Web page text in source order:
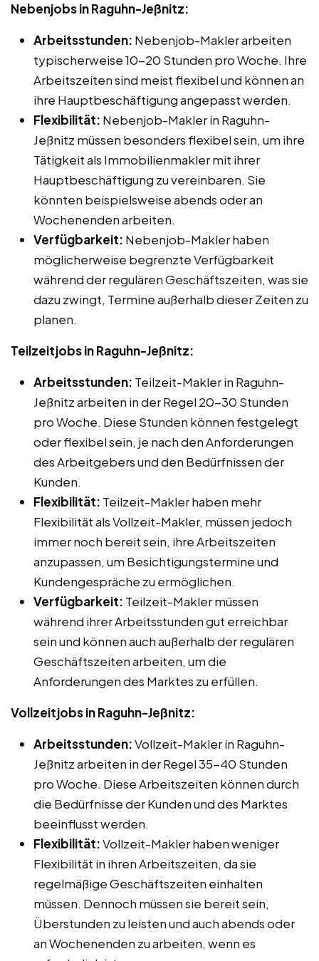
Nebenjobs in Raguhn-Jeßnitz:
Arbeitsstunden: Nebenjob-Makler arbeiten
typischerweise 10-20 Stunden pro Woche. Ihre
Arbeitszeiten sind meist flexibel und können an
ihre Hauptbeschäftigung angepasst werden.
Flexibilität: Nebenjob-Makler in Raguhn-
Jeßnitz müssen besonders flexibel sein, um ihre
Tätigkeit als Immobilienmakler mit ihrer
Hauptbeschäftigung zu vereinbaren. Sie
könnten beispielsweise abends oder an
Wochenenden arbeiten.
Verfügbarkeit: Nebenjob-Makler haben
möglicherweise begrenzte Verfügbarkeit
während der regulären Geschäftszeiten, was sie
dazu zwingt, Termine außerhalb dieser Zeiten zu
planen.
Teilzeitjobs in Raguhn-Jeßnitz:
Arbeitsstunden: Teilzeit-Makler in Raguhn-
Jeßnitz arbeiten in der Regel 20-30 Stunden
pro Woche. Diese Stunden können festgelegt
oder flexibel sein, je nach den Anforderungen
des Arbeitgebers und den Bedürfnissen der
Kunden.
Flexibilität: Teilzeit-Makler haben mehr
Flexibilität als Vollzeit-Makler, müssen jedoch
immer noch bereit sein, ihre Arbeitszeiten
anzupassen, um Besichtigungstermine und
Kundengespräche zu ermöglichen.
Verfügbarkeit: Teilzeit-Makler müssen
während ihrer Arbeitsstunden gut erreichbar
sein und können auch außerhalb der regulären
Geschäftszeiten arbeiten, um die
Anforderungen des Marktes zu erfüllen.
Vollzeitjobs in Raguhn-Jeßnitz:
Arbeitsstunden:Vollzeit-Makler in Raguhn-
Jeßnitz arbeiten in der Regel 35-40 Stunden
pro Woche. Diese Arbeitszeiten können durch
die Bedürfnisse der Kunden und des Marktes
beeinflusst werden.
Flexibilität:Vollzeit-Makler haben weniger
Flexibilität in ihren Arbeitszeiten, da sie
regelmäßige Geschäftszeiten einhalten
müssen. Dennoch müssen sie bereit sein,
Überstunden zu leisten und auch abends oder
an Wochenenden zu arbeiten, wenn es